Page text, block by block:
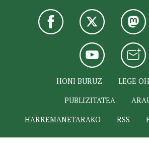
HONI BURUZ
LEGE
PUBLIZITATEA
HARREMANETARAKO
RSS